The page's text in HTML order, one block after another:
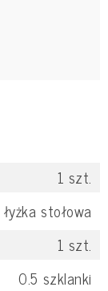
1 szt.
łyżka stołowa
1 szt.
0.5 szklanki